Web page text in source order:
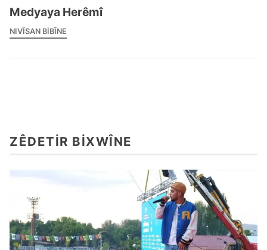
Medyaya Herêmî
NIVÎSAN BIBÎNE
ZÊDETIR BIXWÎNE